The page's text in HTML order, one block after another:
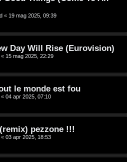
« 19 mag 2025, 09:39
Day Will Rise (Eurovision)
« 15 mag 2025, 22:29
le monde est fou
« 04 apr 2025, 07:10
pezzone !!!
« 03 apr 2025, 18:53